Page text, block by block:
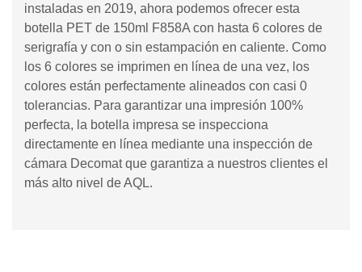
instaladas en 2019, ahora podemos ofrecer esta
botella PET de 150ml F858A con hasta 6 colores de
serigrafía y con o sin estampación en caliente. Como
los 6 colores se imprimen en línea de una vez, los
colores están perfectamente alineados con casi 0
tolerancias. Para garantizar una impresión 100%
perfecta, la botella impresa se inspecciona
directamente en línea mediante una inspección de
cámara Decomat que garantiza a nuestros clientes el
más alto nivel de AQL.